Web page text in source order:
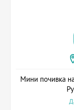
Мини почивка